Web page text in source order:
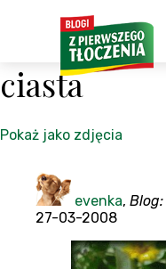
ciasta
Pokaż jako zdjęcia
evenka, Blog:
27-03-2008